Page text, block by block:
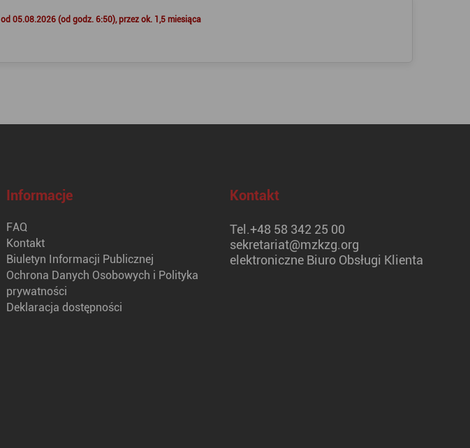
od 05.08.2026 (od godz. 6:50), przez ok. 1,5 miesiąca
Informacje
FAQ
Kontakt
Biuletyn Informacji Publicznej
Ochrona Danych Osobowych i Polityka
prywatności
Deklaracja dostępności
Kontakt
Tel.+48 58 342 25 00
sekretariat@mzkzg.org
elektroniczne Biuro Obsługi Klienta